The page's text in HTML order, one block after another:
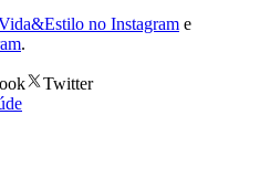
no Instagram e
.
Twitter